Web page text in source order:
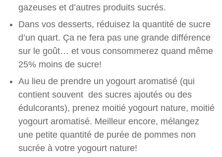
gazeuses et d’autres produits sucrés.
Dans vos desserts, réduisez la quantité de sucre
d’un quart. Ça ne fera pas une grande différence
sur le goût… et vous consommerez quand même
25% moins de sucre!
Au lieu de prendre un yogourt aromatisé (qui
contient souvent des sucres ajoutés ou des
édulcorants), prenez moitié yogourt nature, moitié
yogourt aromatisé. Meilleur encore, mélangez
une petite quantité de purée de pommes non
sucrée à votre yogourt nature!